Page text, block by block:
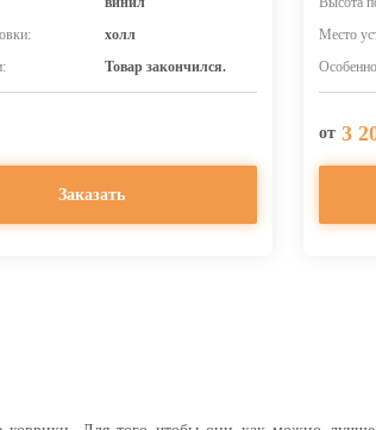
холл
Товар закончился.
Заказать
Место
от 3